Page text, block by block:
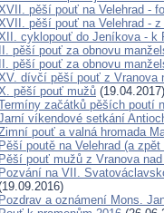
pěší pouť na Velehrad -
pěší pouť na Velehrad -
cyklopouť do Jeníkova - k
II. pěší pouť za obnovu
II. pěší pouť za obnovu
dívčí pěší pouť z Vranova
pěší pouť mužů (19.04.2017)
začátků pěších poutí
víkendové setkání
pouť a valná hromada
Pěší poutě na Velehrad (a
Pěší pouť mužů z Vranova
Pozvání na VII.
Pozdrav a oznámení Mons.